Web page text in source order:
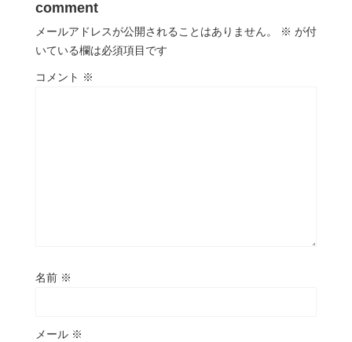
comment
メールアドレスが公開されることはありません。 ※ が付
いている欄は必須項目です
コメント ※
名前 ※
メール ※